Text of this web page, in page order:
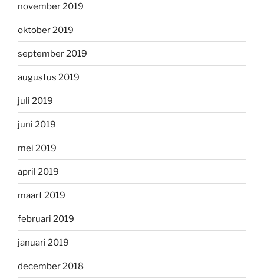
november 2019
oktober 2019
september 2019
augustus 2019
juli 2019
juni 2019
mei 2019
april 2019
maart 2019
februari 2019
januari 2019
december 2018